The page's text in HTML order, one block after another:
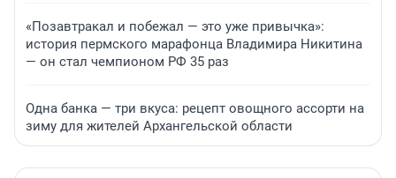
«Позавтракал и побежал — это уже привычка»:
история пермского марафонца Владимира Никитина
— он стал чемпионом РФ 35 раз
Одна банка — три вкуса: рецепт овощного ассорти на
зиму для жителей Архангельской области